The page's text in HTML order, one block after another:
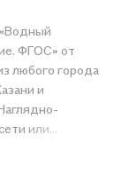
ФГОС» от
любого города
и
или